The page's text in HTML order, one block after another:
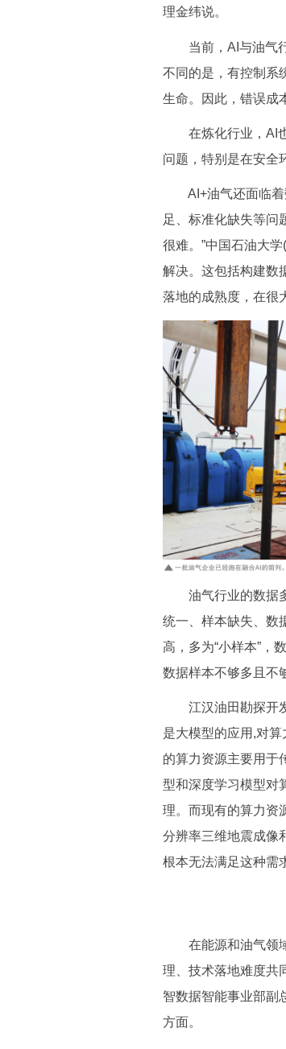
理金纬说。
当前，AI与油气行
不同的是，有控制系
生命。因此，错误成
在炼化行业，AI也
问题，特别是在安全
AI+油气还面临着
足、标准化缺失等问
很难。”中国石油大
解决。这包括构建数
落地的成熟度，在很
油气行业的数据多
统一、样本缺失、数
高，多为“小样本”，
数据样本不够多且不
江汉油田勘探开发
是大模型的应用,对
的算力资源主要用于
型和深度学习模型对
理。而现有的算力资
分辨率三维地震成像
根本无法满足这种需
在能源和油气领域
理、技术落地难度共
智数据智能事业部副
方面。